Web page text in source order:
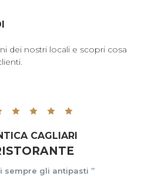
dei nostri locali e scopri cosa
CAGLIARI
sempre gli antipasti ”